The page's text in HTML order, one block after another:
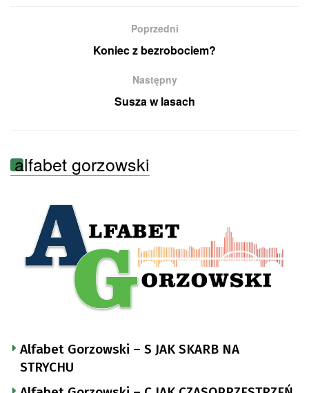
Poprzedni
Koniec z bezrobociem?
Następny
Susza w lasach
alfabet gorzowski
Alfabet Gorzowski – S JAK SKARB NA
STRYCHU